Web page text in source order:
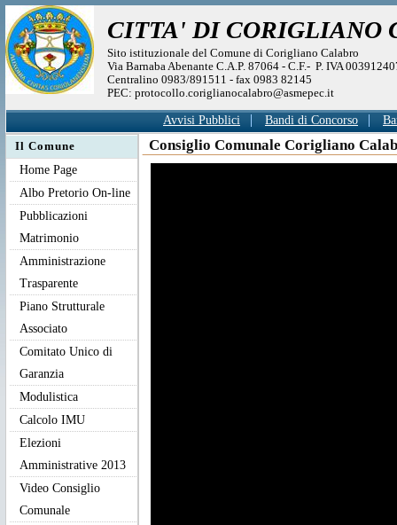
CITTA' DI CORIGLIANO
Sito istituzionale del Comune di Corigliano Calabro
Via Barnaba Abenante C.A.P. 87064 - C.F.- P. IVA
Centralino 0983/891511 - fax 0983 82145
PEC: protocollo.coriglianocalabro@asmepec.it
Avvisi Pubblici Bandi di Concorso
Consiglio Comunale Corigliano
Il Comune
Home Page
Albo Pretorio On-line
Pubblicazioni
Matrimonio
Amministrazione
Trasparente
Piano Strutturale
Associato
Comitato Unico di
Garanzia
Modulistica
Calcolo IMU
Elezioni
Amministrative 2013
Video Consiglio
Comunale